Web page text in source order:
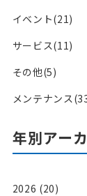
イベント(21)
サービス(11)
その他(5)
メンテナンス
年別アー
2026 (20)